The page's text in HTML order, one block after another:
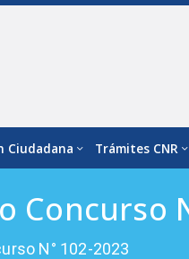
Ciudadana Trámites CNR
N° 102-2023